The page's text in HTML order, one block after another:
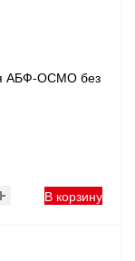
АБФ-ОСМО без
В корзину